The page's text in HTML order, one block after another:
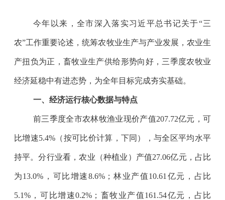
今年以来，全市深入落实习近平总书记关于“三
农”工作重要论述，统筹农牧业生产与产业发展，农业生
产扭负为正，畜牧业生产供给形势向好，三季度农牧业
经济延稳中有进态势，为全年目标完成夯实基础。
一、经济运行核心数据与特点
前三季度全市农林牧渔业现价产值207.72亿元，可
比增速5.4%（按可比价计算，下同），与全区平均水平
持平。分行业看，农业（种植业）产值27.06亿元，占比
为13.0% ，可比增速8.6%；林业产值10.61 亿元，占比
5.1%，可比增速0.2% ；畜牧业产值161.54亿元，占比